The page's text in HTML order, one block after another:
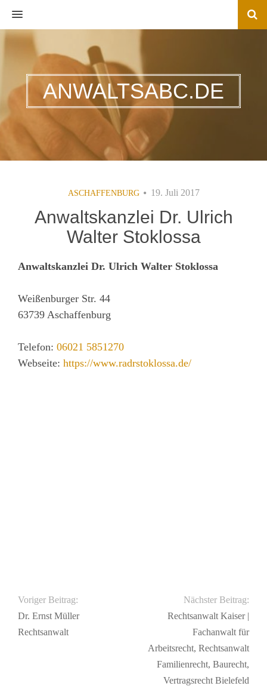
MENU
ANWALTSABC.DE
ASCHAFFENBURG 19. Juli 2017
Anwaltskanzlei Dr. Ulrich
Walter Stoklossa
Anwaltskanzlei Dr. Ulrich Walter Stoklossa
Weißenburger Str. 44
63739 Aschaffenburg
Telefon: 06021 5851270
Webseite: https://www.radrstoklossa.de/
Voriger Beitrag:
Dr. Ernst Müller
Rechtsanwalt
Nächster Beitrag:
Rechtsanwalt Kaiser |
Fachanwalt für
Arbeitsrecht, Rechtsanwalt
Familienrecht, Baurecht,
Vertragsrecht Bielefeld